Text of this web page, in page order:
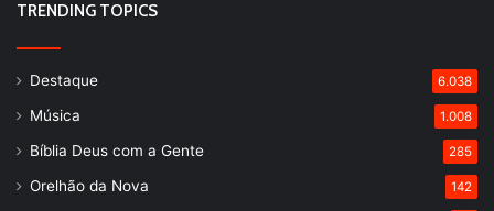
TRENDING TOPICS
Destaque 6.038
Música 1.008
Bíblia Deus com a Gente 285
Orelhão da Nova 142